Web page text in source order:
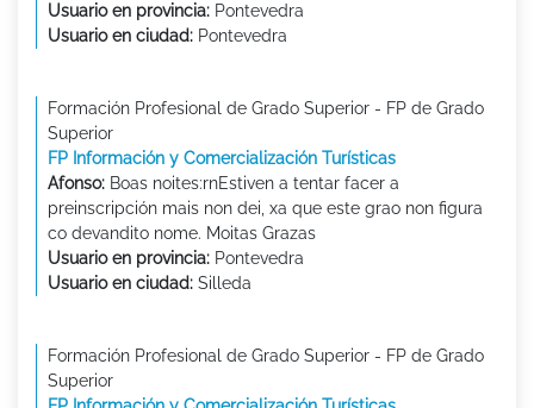
Usuario en provincia: Pontevedra
Usuario en ciudad: Pontevedra
Formación Profesional de Grado Superior - FP de Grado
Superior
FP Información y Comercialización Turísticas
Afonso: Boas noites:rnEstiven a tentar facer a
preinscripción mais non dei, xa que este grao non figura
co devandito nome. Moitas Grazas
Usuario en provincia: Pontevedra
Usuario en ciudad: Silleda
Formación Profesional de Grado Superior - FP de Grado
Superior